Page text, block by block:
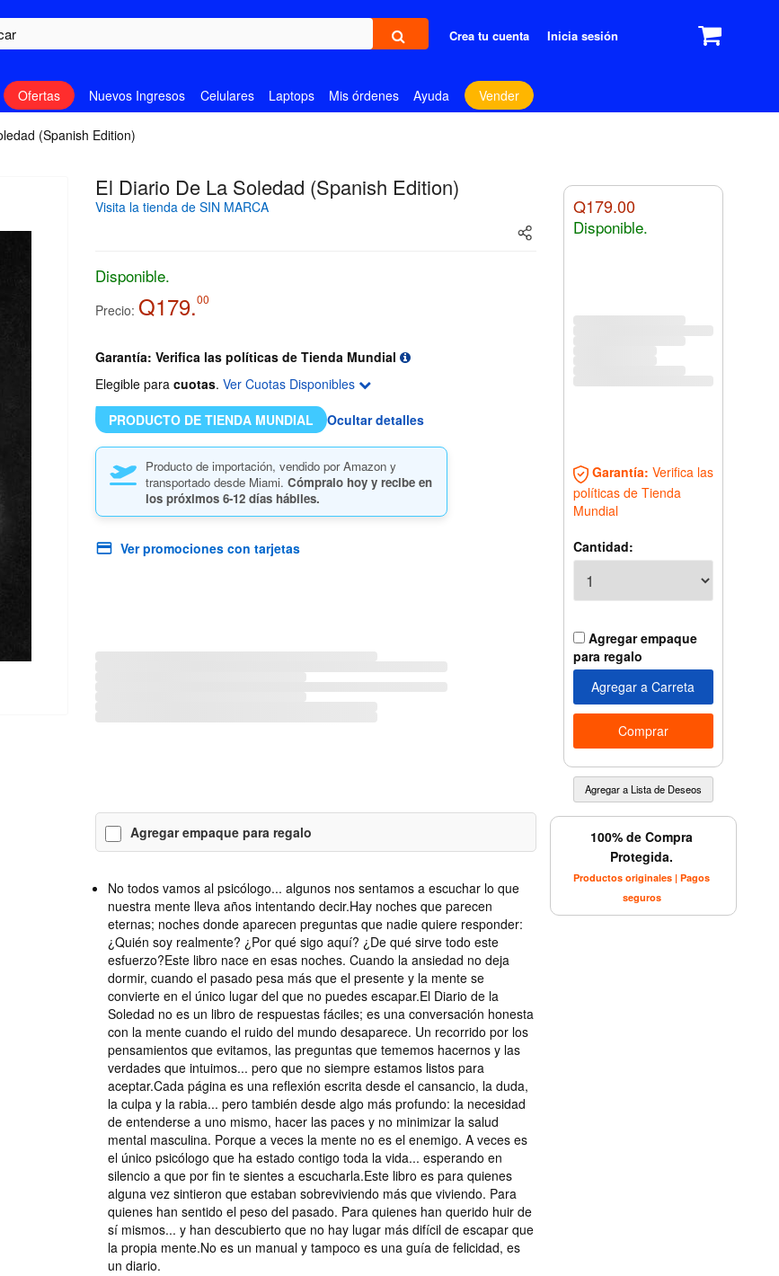
Crea tu cuenta Inicia sesión
Ofertas Nuevos Ingresos Celulares Laptops Mis órdenes Ayuda Vender
(Spanish Edition)
El Diario De La Soledad (Spanish Edition)
Visita la tienda de SIN MARCA
Disponible.
Precio: Q179.00
Garantía: Verifica las políticas de Tienda Mundial
Elegible para cuotas. Ver Cuotas Disponibles
PRODUCTO DE TIENDA MUNDIAL
Ocultar detalles
Producto de importación, vendido por Amazon y
transportado desde Miami. Cómpralo hoy y recibe en
los próximos 6-12 días hábiles.
Ver promociones con tarjetas
Agregar empaque para regalo
No todos vamos al psicólogo... algunos nos sentamos a escuchar lo que
nuestra mente lleva años intentando decir.Hay noches que parecen
eternas; noches donde aparecen preguntas que nadie quiere responder:
¿Quién soy realmente? ¿Por qué sigo aquí? ¿De qué sirve todo este
esfuerzo?Este libro nace en esas noches. Cuando la ansiedad no deja
dormir, cuando el pasado pesa más que el presente y la mente se
convierte en el único lugar del que no puedes escapar.El Diario de la
Soledad no es un libro de respuestas fáciles; es una conversación honesta
con la mente cuando el ruido del mundo desaparece. Un recorrido por los
pensamientos que evitamos, las preguntas que tememos hacernos y las
verdades que intuimos... pero que no siempre estamos listos para
aceptar.Cada página es una reflexión escrita desde el cansancio, la duda,
la culpa y la rabia... pero también desde algo más profundo: la necesidad
de entenderse a uno mismo, hacer las paces y no minimizar la salud
mental masculina. Porque a veces la mente no es el enemigo. A veces es
el único psicólogo que ha estado contigo toda la vida... esperando en
silencio a que por fin te sientes a escucharla.Este libro es para quienes
alguna vez sintieron que estaban sobreviviendo más que viviendo. Para
quienes han sentido el peso del pasado. Para quienes han querido huir de
sí mismos... y han descubierto que no hay lugar más difícil de escapar que
la propia mente.No es un manual y tampoco es una guía de felicidad, es
un diario.
Q179.00
Disponible.
Garantía: Verifica las
políticas de Tienda
Mundial
Cantidad:
Agregar empaque
para regalo
100% de Compra
Protegida.
Productos originales | Pagos
seguros